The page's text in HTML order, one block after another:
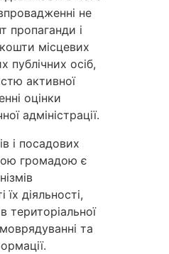
не
пропаганди і
місцевих
публічних осіб,
активної
оцінки
адміністрації.
і посадових
громадою є
їх діяльності,
територіальної
та